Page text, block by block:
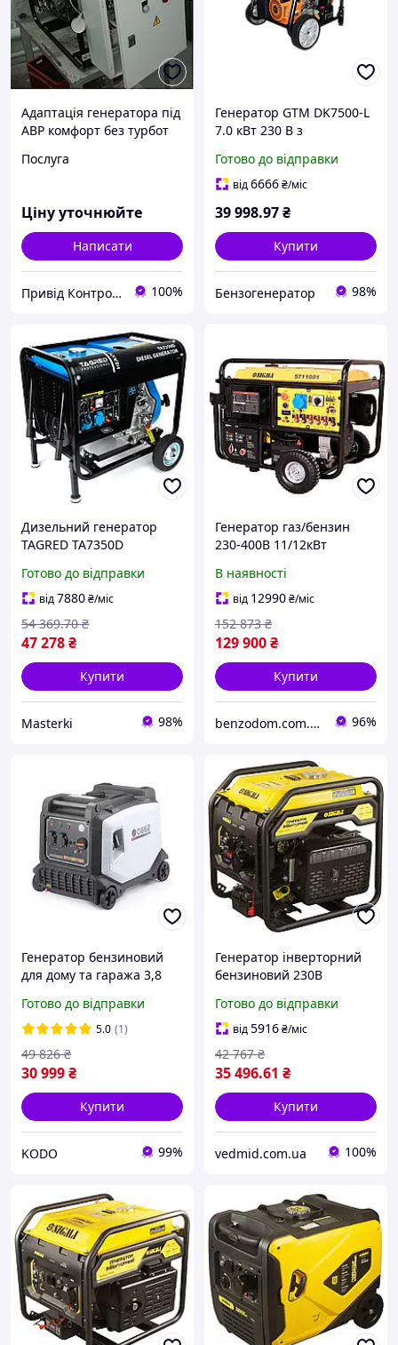
Адаптація генератора під
АВР комфорт без турбот
Послуга
Ціну уточнюйте
Написати
Привід Контроль 100%
Генератор GTM DK7500-L
7.0 кВт 230 В з
електростартером, AVR, 4-
тактним двигуном для
Готово до відправки
від6666₴/міс
39 998.97₴
Купити
Бензогенератор 98%
Дизельний генератор
TAGRED TA7350D
5 кВт для приватного
будинку резервного
живлення
Готово до відправки
від7880₴/міс
47 278₴
54 369.70 ₴
Купити
Masterki 98%
Генератор газ/бензин
230-400В 11/12кВт
тактний з виведенням під
АВР SIGMA (5711981)
В наявності
від 12990₴/міс
129 900₴
152 873 ₴
Купити
benzodom.com.ua 96%
Генератор бензиновий
для дому та гаража 3,8
Бензинові генератори
для приватного будинку
Готово до відправки
5.0 (1)
30 999₴
49 826 ₴
Купити
KODO 99%
Генератор інверторний
бензиновий 230В
виведенням під АВР
SIGMA (5710771) vedmid -
це топ
Готово до відправки
від5916₴/міс
35 496.61 ₴
42 767 ₴
Купити
vedmid.com.ua 100%